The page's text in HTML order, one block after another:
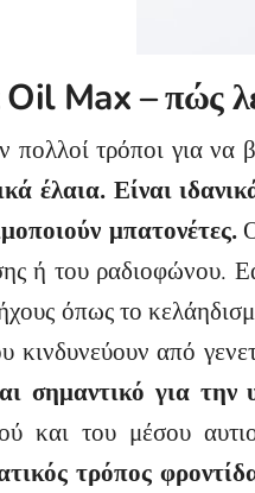
Max – πώς
πολλοί τρόποι για να
έλαια. Είναι
μπατονέτες.
ή του ραδιοφώνου.
όπως το
κινδυνεύουν από
σημαντικό για την
και του μέσου
τρόπος